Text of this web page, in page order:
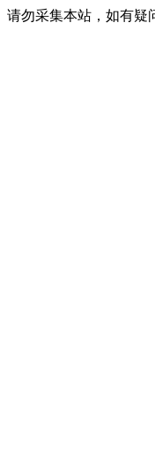
请勿采集本站，如有疑